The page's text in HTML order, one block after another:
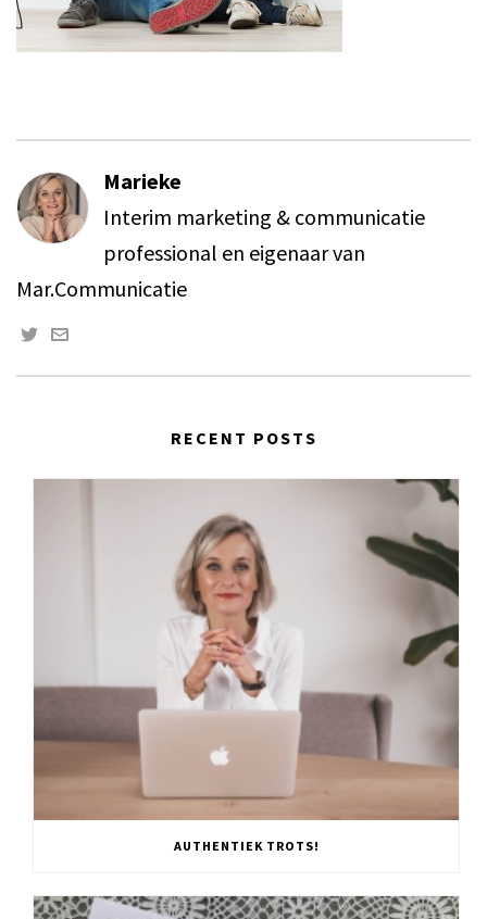
Marieke
Interim marketing & communicatie
professional en eigenaar van
Mar.Communicatie
RECENT POSTS
AUTHENTIEK TROTS!